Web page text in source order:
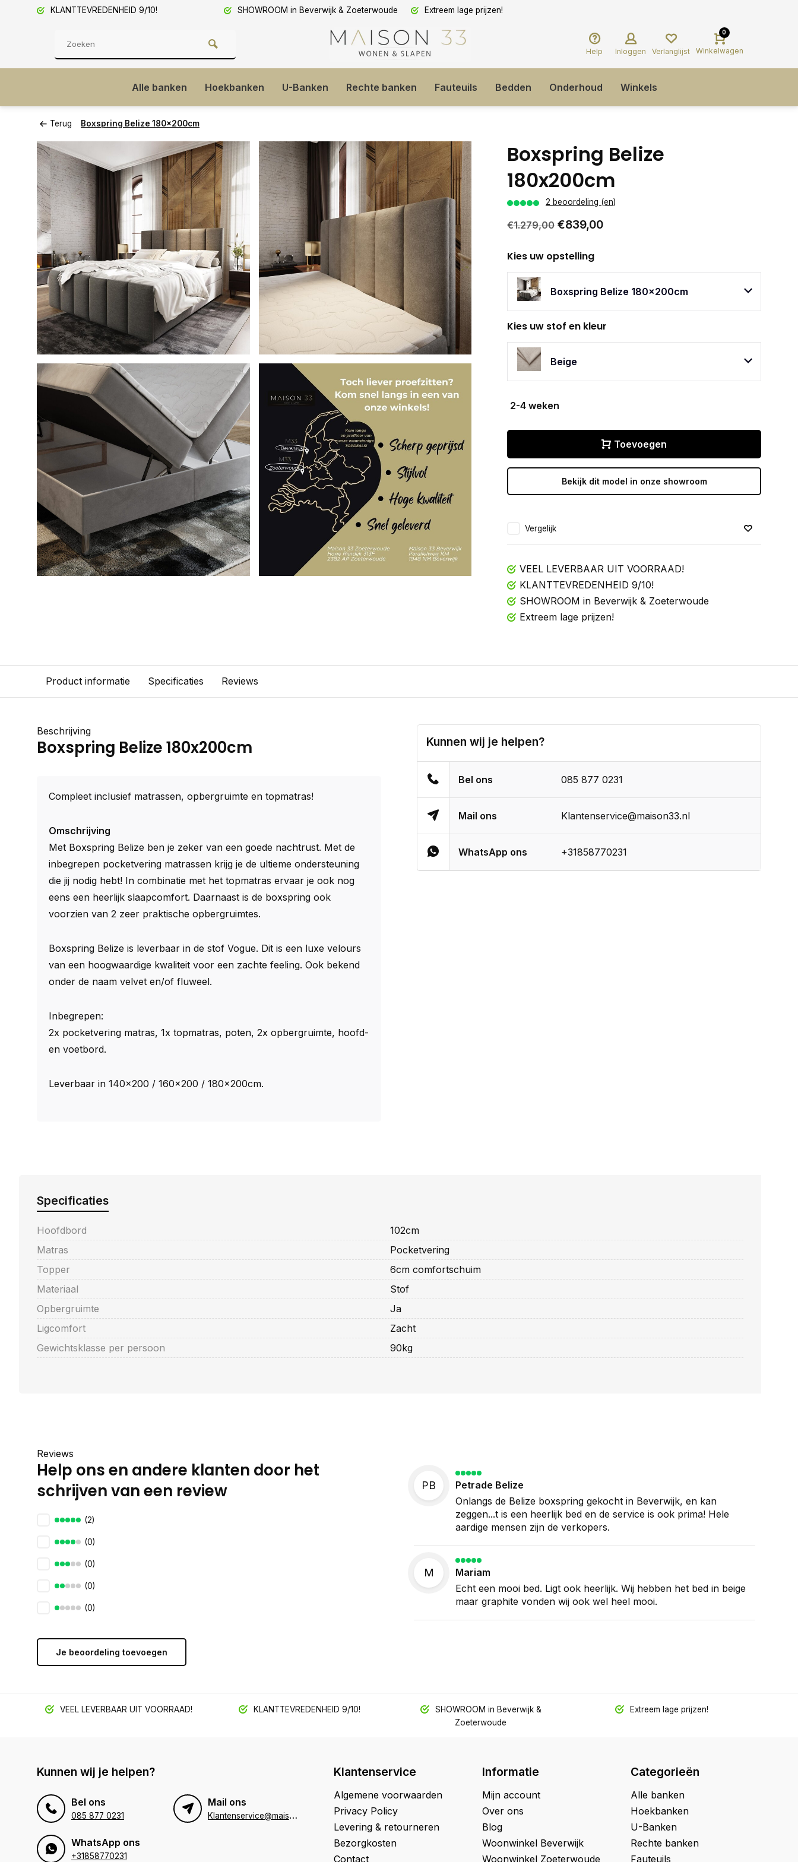
KLANTTEVREDENHEID 9/10! SHOWROOM in Beverwijk & Zoeterwoude Extreem lage prijzen!
Help Inloggen Verlanglijst
0
Winkelwagen
Alle banken Hoekbanken U-Banken Rechte banken Fauteuils Bedden Onderhoud Winkels
Terug Boxspring Belize 180x200cm
Boxspring Belize
180x200cm
2 beoordeling (en)
€1.279,00 €839,00
Kies uw opstelling
Boxspring Belize 180x200cm
Kies uw stof en kleur
Beige
2-4 weken
Toevoegen
Bekijk dit model in onze showroom
Vergelijk
VEEL LEVERBAAR UIT VOORRAAD!
KLANTTEVREDENHEID 9/10!
SHOWROOM in Beverwijk & Zoeterwoude
Extreem lage prijzen!
Product informatie Specificaties Reviews
Beschrijving
Boxspring Belize 180x200cm
Compleet inclusief matrassen, opbergruimte en topmatras!
Omschrijving
Met Boxspring Belize ben je zeker van een goede nachtrust. Met de
inbegrepen pocketvering matrassen krijg je de ultieme ondersteuning
die jij nodig hebt! In combinatie met het topmatras ervaar je ook nog
eens een heerlijk slaapcomfort. Daarnaast is de boxspring ook
voorzien van 2 zeer praktische opbergruimtes.
Boxspring Belize is leverbaar in de stof Vogue. Dit is een luxe velours
van een hoogwaardige kwaliteit voor een zachte feeling. Ook bekend
onder de naam velvet en/of fluweel.
Inbegrepen:
2x pocketvering matras, 1x topmatras, poten, 2x opbergruimte, hoofd-
en voetbord.
Leverbaar in 140x200 / 160x200 / 180x200cm.
Kunnen wij je helpen?
Bel ons 085 877 0231
Mail ons Klantenservice@maison33.nl
WhatsApp ons +31858770231
Specificaties
Hoofdbord
102cm
Matras
Pocketvering
Topper
6cm comfortschuim
Materiaal
Stof
Opbergruimte
Ja
Ligcomfort
Zacht
Gewichtsklasse per persoon
90kg
Reviews
Help ons en andere klanten door het
schrijven van een review
(2)
(0)
(0)
(0)
(0)
Je beoordeling toevoegen
PB
Petrade Belize
Onlangs de Belize boxspring gekocht in Beverwijk, en kan
zeggen...t is een heerlijk bed en de service is ook prima! Hele
aardige mensen zijn de verkopers.
M
Mariam
Echt een mooi bed. Ligt ook heerlijk. Wij hebben het bed in beige
maar graphite vonden wij ook wel heel mooi.
VEEL LEVERBAAR UIT VOORRAAD! KLANTTEVREDENHEID 9/10!
SHOWROOM in Beverwijk &
Zoeterwoude
Extreem lage prijzen!
Kunnen wij je helpen?
Bel ons
085 877 0231
Mail ons
K
lantenservice@maison33.nl
WhatsApp ons
+31858770231
Klantenservice
Algemene voorwaarden
Privacy Policy
Levering & retourneren
Bezorgkosten
Contact
Informatie
Mijn account
Over ons
Blog
Woonwinkel Beverwijk
Woonwinkel Zoeterwoude
Categorieën
Alle banken
Hoekbanken
U-Banken
Rechte banken
Fauteuils